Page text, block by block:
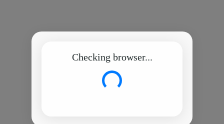
Checking browser...